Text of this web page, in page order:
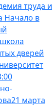
труда и
Начало в
дверей
21 марта